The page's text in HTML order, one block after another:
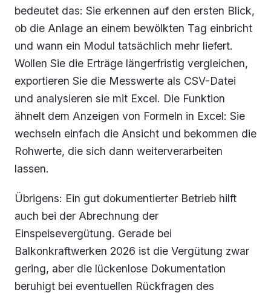
bedeutet das: Sie erkennen auf den ersten Blick,
ob die Anlage an einem bewölkten Tag einbricht
und wann ein Modul tatsächlich mehr liefert.
Wollen Sie die Erträge längerfristig vergleichen,
exportieren Sie die Messwerte als CSV-Datei
und analysieren sie mit Excel. Die Funktion
ähnelt dem Anzeigen von Formeln in Excel: Sie
wechseln einfach die Ansicht und bekommen die
Rohwerte, die sich dann weiterverarbeiten
lassen.
Übrigens: Ein gut dokumentierter Betrieb hilft
auch bei der Abrechnung der
Einspeisevergütung. Gerade bei
Balkonkraftwerken 2026 ist die Vergütung zwar
gering, aber die lückenlose Dokumentation
beruhigt bei eventuellen Rückfragen des